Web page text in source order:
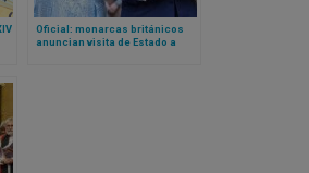
Oficial: monarcas británicos
anuncian visita de Estado a